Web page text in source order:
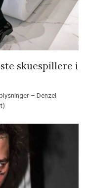
skuespillere i
– Denzel